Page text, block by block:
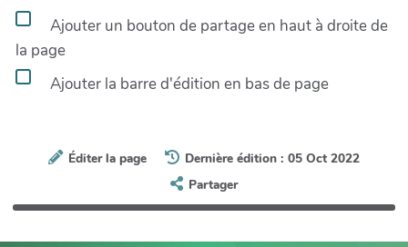
Ajouter un bouton de partage en haut à droite de
la page
Ajouter la barre d'édition en bas de page
Éditer la page
Dernière édition : 05 Oct 2022
Partager